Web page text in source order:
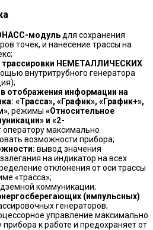
модуль для сохранения
точек, и нанесение трассы на
трассировки НЕМЕТАЛЛИЧЕСКИХ
внутритрубного генератора
отображения информации на
«Трасса», «График», «График+»,
, режимы «Относительное
и «2-
оператору максимально
возможности прибора;
вывод значения
на индикатор на всех
отклонения от оси трассы
«трасса»;
коммуникации;
(импульсных)
генераторов;
управление максимально
к работе и предохраняет от